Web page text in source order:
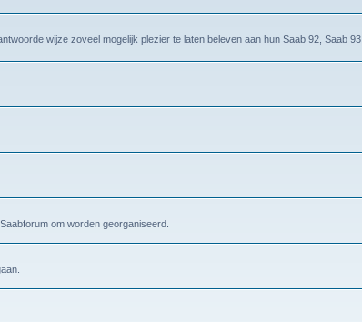
wijze zoveel mogelijk plezier te laten beleven aan hun Saab 92, Saab 93,
om worden georganiseerd.